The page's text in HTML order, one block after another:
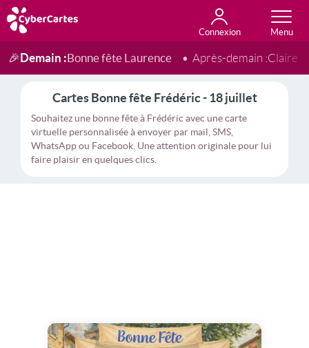
Connexion
Anniversaire
Fête du jour
Amour
Amitié
Merci
Toutes les cartes
🎉Demain :Bonne fête Laurence Après-demain :Claire
Cartes Bonne fête Frédéric - 18 juillet
Souhaitez une bonne fête à Frédéric avec une carte
virtuelle personnalisée à envoyer par mail, SMS,
WhatsApp ou Facebook. Une attention originale pour lui
faire plaisir en quelques clics.